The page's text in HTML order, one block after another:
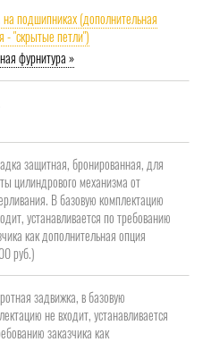
подшипниках (дополнительная
- "скрытые петли")
фурнитура »
защитная, бронированная, для
цилиндрового механизма от
В базовую комплектацию
устанавливается по требованию
как дополнительная опция
руб.)
задвижка, в базовую
не входит, устанавливается
заказчика как